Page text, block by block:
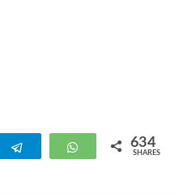
Telegram WhatsApp
634
SHARES